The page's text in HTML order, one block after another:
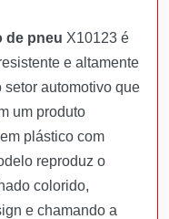
de pneu X10123 é
e altamente
automotivo que
um produto
plástico com
reproduz o
colorido,
e chamando a